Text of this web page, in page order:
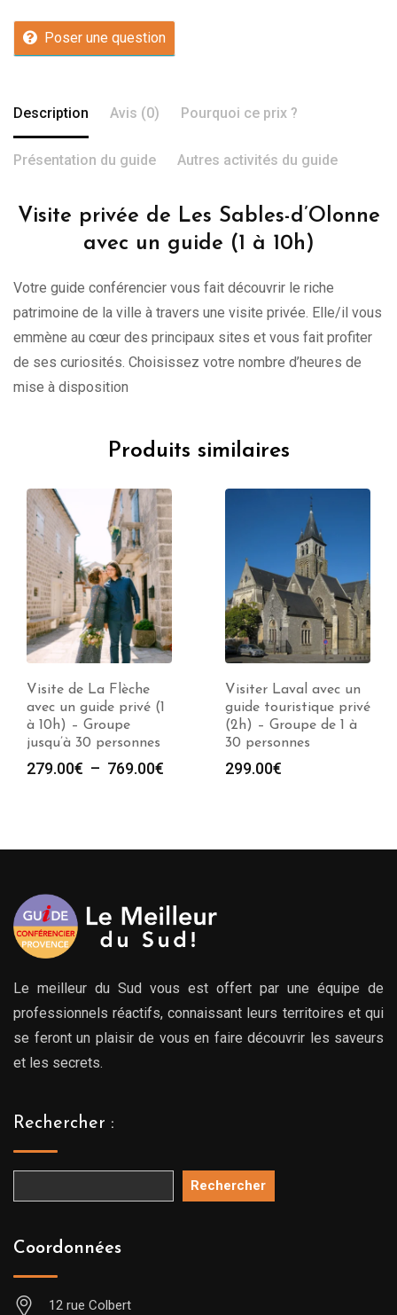
Poser une question
Description Avis (0) Pourquoi ce prix ?
Présentation du guide Autres activités du guide
Visite privée de Les Sables-d’Olonne
avec un guide (1 à 10h)
Votre guide conférencier vous fait découvrir le riche
patrimoine de la ville à travers une visite privée. Elle/il vous
emmène au cœur des principaux sites et vous fait profiter
de ses curiosités. Choisissez votre nombre d’heures de
mise à disposition
Produits similaires
Visite de La Flèche
avec un guide privé (1
à 10h) – Groupe
jusqu’à 30 personnes
279.00€ – 769.00€
à
Visiter Laval avec un
guide touristique privé
(2h) – Groupe de 1 à
30 personnes
299.00€
Le meilleur du Sud vous est offert par une équipe de
professionnels réactifs, connaissant leurs territoires et qui
se feront un plaisir de vous en faire découvrir les saveurs
et les secrets.
Rechercher :
Rechercher
Coordonnées
12 rue Colbert